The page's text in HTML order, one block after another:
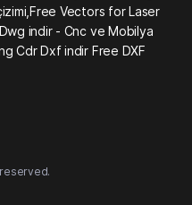
Vectors for Laser
indir - Cnc ve Mobilya
Cdr Dxf indir Free DXF